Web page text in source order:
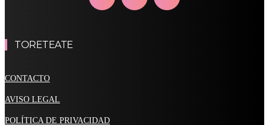
TORETEATE
CONTACTO
AVISO LEGAL
POLÍTICA DE PRIVACIDAD